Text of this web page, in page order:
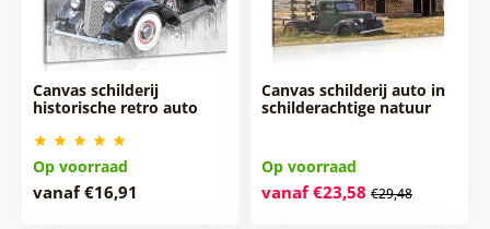
Canvas schilderij
historische retro auto
Op voorraad
vanaf €16,91
Canvas schilderij auto in
schilderachtige natuur
Op voorraad
vanaf €23,58 €29,48